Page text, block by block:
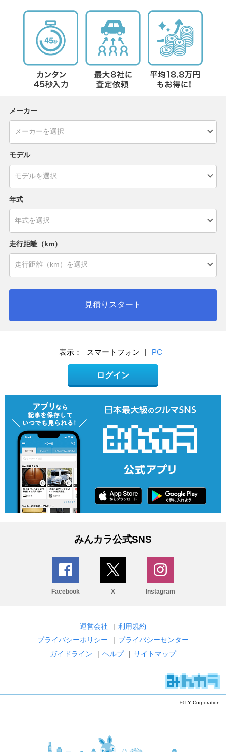
メーカー
モデル
年式
走行距離（km）
見積りスタート
表示： スマートフォン | PC
ログイン
みんカラ公式SNS
Facebook X Instagram
運営会社 | 利用規約
プライバシーポリシー
| プライバシーセンター
ガイドライン
| ヘルプ | サイトマップ
© LY Corporation